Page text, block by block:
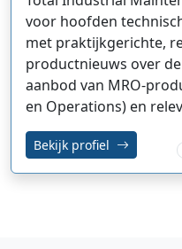
voor hoofden
met praktijkgerichte,
productnieuws over
aanbod van MRO-
en Operations) en
Bekijk profiel